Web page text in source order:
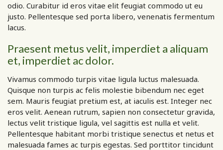
odio. Curabitur id eros vitae elit feugiat commodo ut eu
justo. Pellentesque sed porta libero, venenatis fermentum
lacus.
Praesent metus velit, imperdiet a aliquam
et, imperdiet ac dolor.
Vivamus commodo turpis vitae ligula luctus malesuada.
Quisque non turpis ac felis molestie bibendum nec eget
sem. Mauris feugiat pretium est, at iaculis est. Integer nec
eros velit. Aenean rutrum, sapien non consectetur gravida,
lectus velit tristique ligula, vel sagittis est nulla et velit.
Pellentesque habitant morbi tristique senectus et netus et
malesuada fames ac turpis egestas. Sed porttitor tincidunt